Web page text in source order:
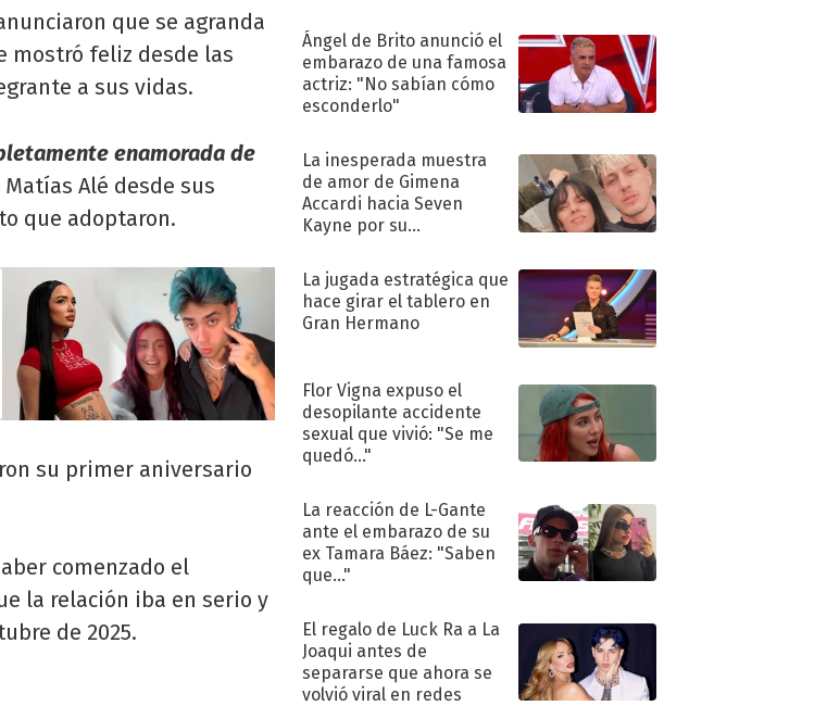
que se agranda
mostró feliz desde las
a sus vidas.
enamorada de
Alé desde sus
que adoptaron.
su primer aniversario
comenzado el
la relación iba en serio y
de 2025.
Ángel de Brito anunció el
embarazo de una famosa
actriz: "No sabían cómo
esconderlo"
La inesperada muestra
de amor de Gimena
Accardi hacia Seven
Kayne por su
La jugada estratégica que
hace girar el tablero en
Gran Hermano
Flor Vigna expuso el
desopilante accidente
sexual que vivió: "Se me
quedó..."
La reacción de L-Gante
ante el embarazo de su
ex Tamara Báez: "Saben
que..."
El regalo de Luck Ra a La
Joaqui antes de
separarse que ahora se
volvió viral en redes